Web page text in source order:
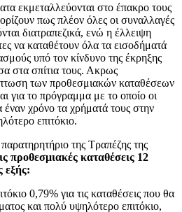
εκμεταλλεύονται στο έπακρο τους
πως πλέον όλες οι συναλλαγές
διατραπεζικά, ενώ η έλλειψη
να καταθέτουν όλα τα εισοδήματά
υπό τον κίνδυνο της έκρηξης
στα σπίτια τους. Ακρως
των προθεσμιακών καταθέσεων
για το πρόγραμμα με το οποίο οι
έναν χρόνο τα χρήματά τους στην
επιτόκιο.
της Τραπέζης της
προθεσμιακές καταθέσεις 12
εξής:
0,79% για τις καταθέσεις που θα
και πολύ υψηλότερο επιτόκιο,